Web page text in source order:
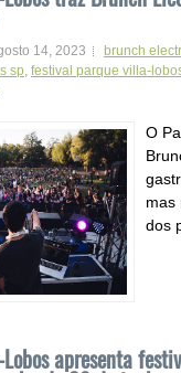
14, 2023 brunch
sp festival parque villa-
O
mas
dos
apresenta